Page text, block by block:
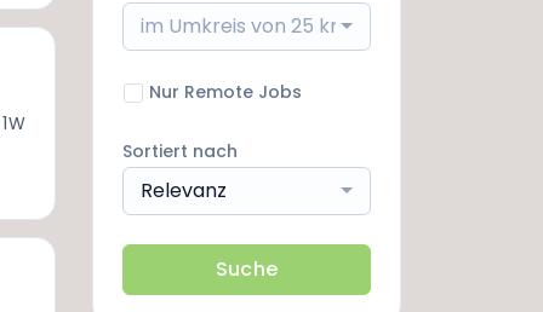
im Umkreis von 25 km
Nur Remote Jobs
Sortiert nach
Relevanz
Suche